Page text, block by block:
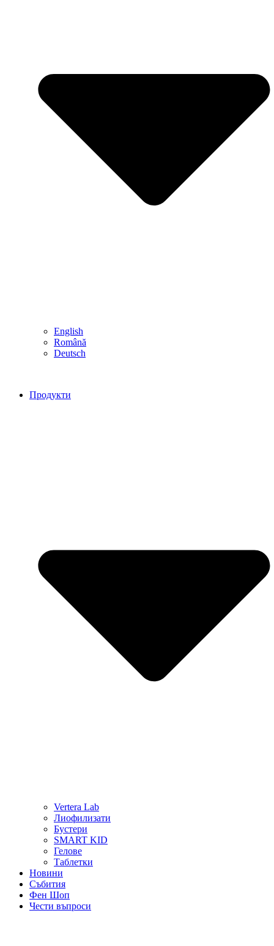
English
Română
Deutsch
Продукти
Vertera Lab
Лиофилизати
Бустери
SMART KID
Гелове
Таблетки
Новини
Събития
Фен Шоп
Чести въпроси